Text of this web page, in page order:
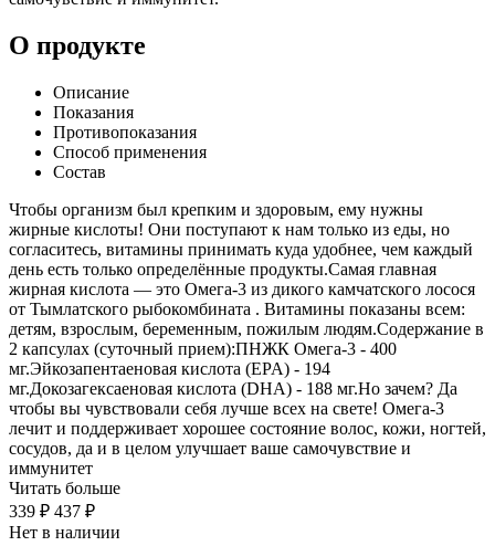
О продукте
Описание
Показания
Противопоказания
Способ применения
Состав
Чтобы организм был крепким и здоровым, ему нужны
жирные кислоты! Они поступают к нам только из еды, но
согласитесь, витамины принимать куда удобнее, чем каждый
день есть только определённые продукты.Самая главная
жирная кислота — это Омега-3 из дикого камчатского лосося
от Тымлатского рыбокомбината . Витамины показаны всем:
детям, взрослым, беременным, пожилым людям.Содержание в
2 капсулах (суточный прием):ПНЖК Омега-3 - 400
мг.Эйкозапентаеновая кислота (EPA) - 194
мг.Докозагексаеновая кислота (DHA) - 188 мг.Но зачем? Да
чтобы вы чувствовали себя лучше всех на свете! Омега-3
лечит и поддерживает хорошее состояние волос, кожи, ногтей,
сосудов, да и в целом улучшает ваше самочувствие и
иммунитет
Читать больше
339 ₽ 437 ₽
Нет в наличии